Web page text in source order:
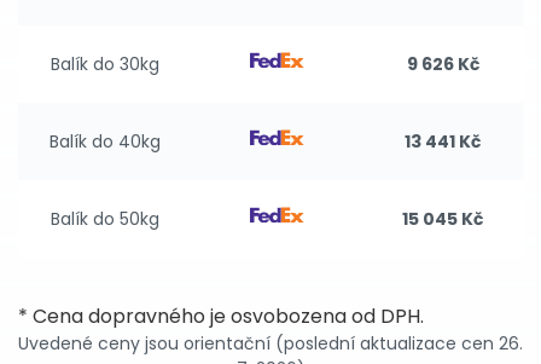
Balík do 30kg 9 626 Kč
Balík do 40kg 13 441 Kč
Balík do 50kg 15 045 Kč
* Cena dopravného je osvobozena od DPH.
Uvedené ceny jsou orientační (poslední aktualizace cen 26.